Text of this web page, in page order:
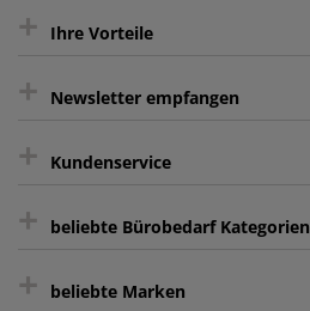
+ Ihre Vorteile
Kauf auf Rechnung³
sicher Shoppen durch SSL
intelligentes Kundenkonto
+ Newsletter empfangen
Sie können sich zu jeder Zeit abmelden.
+ Kundenservice
Kontakt
FAQ
+ beliebte Bürobedarf Kategorien
Aktenvernichter
+ beliebte Marken